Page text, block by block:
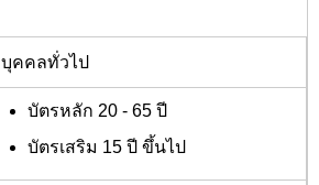
บุคคลทั่วไป
บัตรหลัก 20 - 65 ปี
บัตรเสริม 15 ปี ขึ้นไป